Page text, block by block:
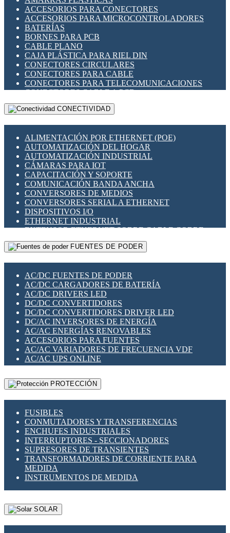
INDICADORES PARA PANEL
INTERFACES DE RELÉ
INTERRUPTORES FIN DE CARRERA
LLAVES CONMUTADORAS
MEDIDORES DE ENERGÍA Y TC'S DE CORRIENTE
MOTORES PASO A PASO
PANTALLAS HMI
PLC -CONTROLADORES LÓGICO PROGRAMABLES
PROGRAMADORES DE HORARIO
RELÉS DE PROTECCIÓN
SENSORES CAPACITIVOS
SENSORES INDUCTIVOS
TEMPORIZADORES
VARIACS
VARIADORES DE FRECUENCIA [VDF]
SECCIONADORES - INTERRUPTORES
MAQUINARIA
ACCESORIOS PARA CONECTORES
ACCESORIOS PARA MICROCONTROLADORES
BATERÍAS
BORNES PARA PCB
CABLE PLANO
CAJA PLÁSTICA PARA RIEL DIN
CONECTORES CIRCULARES
CONECTORES PARA CABLE
CONECTORES PARA TELECOMUNICACIONES
CONECTORES CABLE A PCB
CONECTORES PCB A CABLE
DIP SWITCHES
HERRAMIENTAS VARIAS
ILUMINACIÓN LED
INTERRUPTORES REED
INTERFACES DE RELÉ
OTROS RELÉS
PROTECCIÓN TÉRMICA
RELÉS AUTOMOTRICES
RELÉS DE SEÑAL
RELÉS DE ESTADO SÓLIDO SSR
RELÉS INDUSTRIALES
RELÉS MINIATURA DE POTENCIA
SENSORES MAGNÉTICOS
SWITCH Y MICROSWITCH
TARJETAS PI
UNIÓN Y DERIVACIÓN DE CABLE
CONECTIVIDAD
ALIMENTACIÓN POR ETHERNET (POE)
AUTOMATIZACIÓN DEL HOGAR
AUTOMATIZACIÓN INDUSTRIAL
CÁMARAS PARA IOT
CAPACITACIÓN Y SOPORTE
COMUNICACIÓN BANDA ANCHA
CONVERSORES DE MEDIOS
CONVERSORES SERIAL A ETHERNET
DISPOSITIVOS I/O
ETHERNET INDUSTRIAL
EXTENSOR ETHERNET SOBRE CABLE COBRE
GATEWAY LORAWAN
GESTIÓN DE REDES
PLACAS MODULARES IOT
SWITCHES Y REDES WIFI
SOLUCIONES IOT
SOLUCIONES LORAWAN
SOLUCIONES RED CELULAR
SEGURIDAD PARA REDES
SWITCHES LAN
TELEFONÍA IP (VOIP)
VIGILANCIA IP (CCTV)
MESHTASTIC
FUENTES DE PODER
AC/DC FUENTES DE PODER
AC/DC CARGADORES DE BATERÍA
AC/DC DRIVERS LED
DC/DC CONVERTIDORES
DC/DC CONVERTIDORES DRIVER LED
DC/AC INVERSORES DE ENERGÍA
AC/AC ENERGÍAS RENOVABLES
ACCESORIOS PARA FUENTES
AC/AC VARIADORES DE FRECUENCIA VDF
AC/AC UPS ONLINE
PROTECCIÓN
FUSIBLES
CONMUTADORES Y TRANSFERENCIAS
ENCHUFES INDUSTRIALES
INTERRUPTORES - SECCIONADORES
SUPRESORES DE TRANSIENTES
TRANSFORMADORES DE CORRIENTE PARA
MEDIDA
INSTRUMENTOS DE MEDIDA
SOLAR